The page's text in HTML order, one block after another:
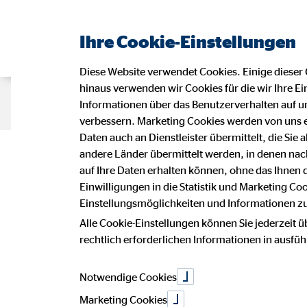
Beraterseite Impressum
Dieser Internetauftritt ist ein
Michaela Talg
Generalagentin für die OVB
19273 Stapel
Ihre Cookie-Einstellungen
Diese Website verwendet Cookies. Einige
hinaus verwenden wir Cookies für die wir Ihre
Informationen über das Benutzerverhalten auf
verbessern. Marketing Cookies werden von
Daten auch an Dienstleister übermittelt, die Sie
andere Länder übermittelt werden, in denen
auf Ihre Daten erhalten können, ohne das
Einwilligungen in die Statistik und Marketing
Einstellungsmöglichkeiten und Informationen
Alle Cookie-Einstellungen können Sie jederzeit
rechtlich erforderlichen Informationen in
Notwendige Cookies
Marketing Cookies